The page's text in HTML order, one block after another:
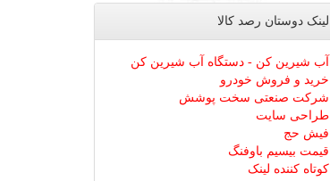
لینک دوستان رصد كالا
آب شیرین کن - دستگاه آب شیرین کن
خرید و فروش خودرو
شرکت صنعتی سخت پوشش
طراحی سایت
فیش حج
قیمت بیسیم باوفنگ
کوتاه کننده لینک